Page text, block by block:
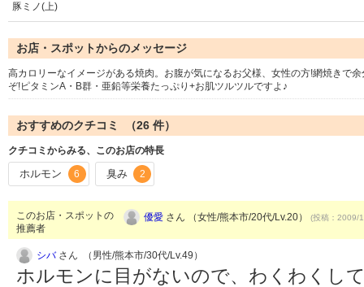
豚ミノ(上)
お店・スポットからのメッセージ
高カロリーなイメージがある焼肉。お腹が気になるお父様、女性の方!網焼きで
ぞ!ピタミンA・B群・亜鉛等栄養たっぷり+お肌ツルツルですよ♪
おすすめのクチコミ （26 件）
クチコミからみる、このお店の特長
ホルモン 6 臭み 2
このお店・スポットの
推薦者
優愛 さん （女性/熊本市/20代/Lv.20） (投稿：2009/
シバさん （男性/熊本市/30代/Lv.49）
ホルモンに目がないので、わくわくし